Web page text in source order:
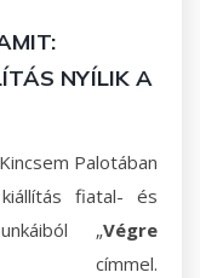
NYÍLIK A
Palotában
fiatal- és
„Végre
címmel.